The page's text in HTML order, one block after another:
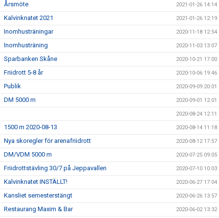
Årsmöte 2021-01-26 14:14
Kalvinknatet 2021 2021-01-26 12:19
Inomhusträningar 2020-11-18 12:54
Inomhusträning 2020-11-03 13:07
Sparbanken Skåne 2020-10-21 17:00
Friidrott 5-8 år 2020-10-06 19:46
Publik 2020-09-09 20:01
DM 5000 m 2020-09-01 12:01
2020-08-24 12:11
1500 m 2020-08-13 2020-08-14 11:18
Nya skoregler för arenafriidrott 2020-08-12 17:57
DM/VDM 5000 m 2020-07-25 09:05
Friidrottstävling 30/7 på Jeppavallen 2020-07-10 10:03
Kalvinknatet INSTÄLLT! 2020-06-27 17:04
Kansliet semesterstängt 2020-06-26 13:57
Restaurang Maxim & Bar 2020-06-02 13:32